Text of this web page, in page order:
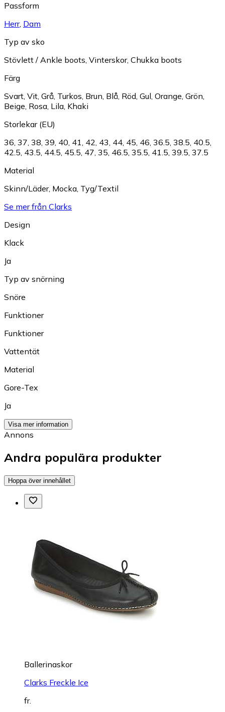
Passform
Herr, Dam
Typ av sko
Stövlett / Ankle boots, Vinterskor, Chukka boots
Färg
Svart, Vit, Grå, Turkos, Brun, Blå, Röd, Gul, Orange, Grön,
Beige, Rosa, Lila, Khaki
Storlekar (EU)
36, 37, 38, 39, 40, 41, 42, 43, 44, 45, 46, 36.5, 38.5, 40.5,
42.5, 43.5, 44.5, 45.5, 47, 35, 46.5, 35.5, 41.5, 39.5, 37.5
Material
Skinn/Läder, Mocka, Tyg/Textil
Se mer från Clarks
Design
Klack
Ja
Typ av snörning
Snöre
Funktioner
Funktioner
Vattentät
Material
Gore-Tex
Ja
Visa mer information
Annons
Andra populära produkter
Hoppa över innehållet
Ballerinaskor
Clarks Freckle Ice
fr.